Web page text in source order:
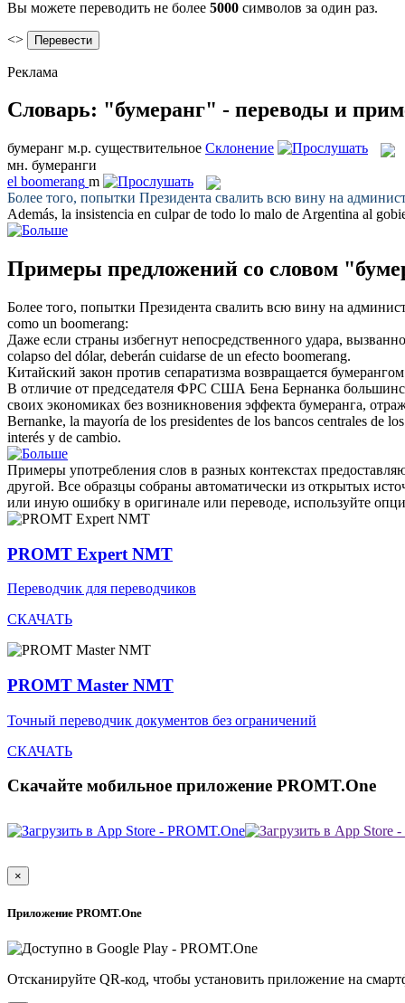
Вы можете переводить не более 5000 символов за один раз.
<>
Реклама
Словарь: "бумеранг" - переводы и
бумеранг м.р. существительное Склонение
мн. бумеранги
el boomerang m
Более того, попытки Президента свалить всю вину на
Además, la insistencia en culpar de todo lo malo de Argentina al
Примеры предложений со словом
Более того, попытки Президента свалить всю вину на
como un boomerang:
Даже если страны избегнут непосредственного удара,
colapso del dólar, deberán cuidarse de un efecto boomerang.
Китайский закон против сепаратизма возвращается бумерангом
В отличие от председателя ФРС США Бена Бернанка
своих экономиках без возникновения эффекта бумеранга,
Bernanke, la mayoría de los presidentes de los bancos centrales de
interés y de cambio.
Примеры употребления слов в разных контекстах
другой. Все образцы собраны автоматически из открытых
или иную ошибку в оригинале или переводе, используйте
PROMT Expert NMT
Переводчик для переводчиков
СКАЧАТЬ
PROMT Master NMT
Точный переводчик документов без ограничений
СКАЧАТЬ
Скачайте мобильное приложение PROMT.One
×
Приложение PROMT.One
Отсканируйте QR-код, чтобы установить приложение на